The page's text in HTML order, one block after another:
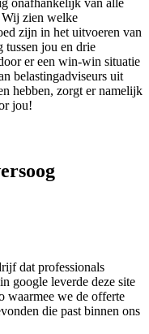
Wij zien welke
zijn in het uitvoeren van
jou en drie
er een win-win situatie
belastingadviseurs uit
hebben, zorgt er namelijk
jou!
dat professionals
google leverde deze site
waarmee we de offerte
die past binnen ons